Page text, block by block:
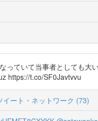
ていて当事者としても
https://t.co/SF0Javtvvu
イート・ネットワーク (73)